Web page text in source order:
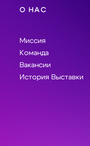
О НАС
Миссия
Команда
Вакансии
История Выставки